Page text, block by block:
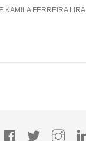
KAMILA FERREIRA LIRA